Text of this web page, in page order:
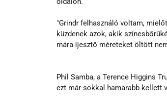
"Grindr felhasználó voltam,
küzdenek azok, akik
mára ijesztő méreteket öltött
Phil Samba, a Terence Higgins
ezt már sokkal hamarabb kellett